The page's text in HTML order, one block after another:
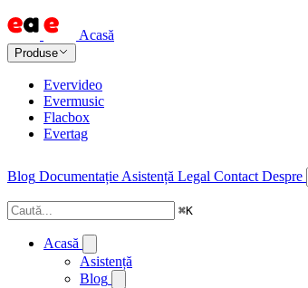
Acasă
Produse
Evervideo
Evermusic
Flacbox
Evertag
Blog Documentație Asistență Legal Contact Despre
⌘K
Acasă
Asistență
Blog